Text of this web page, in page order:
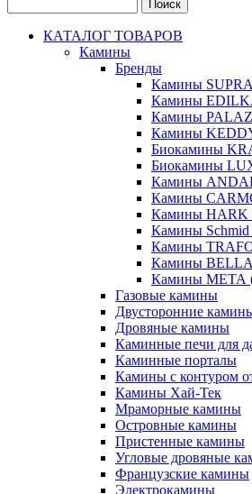
КАТАЛОГ ТОВАРОВ
Камины
Бренды
Камины
Камины
Камины
Камины
Биокамины
Биокамины
Камины
Камины
Камины HARK
Камины Schmid
Камины
Камины
Камины МЕТА
Газовые камины
Двусторонние
Дровяные камины
Каминные печи для
Каминные порталы
Камины с контуром
Камины Хай-Тек
Мраморные камины
Островные камины
Пристенные камины
Угловые дровяные
Французские камины
Электрокамины